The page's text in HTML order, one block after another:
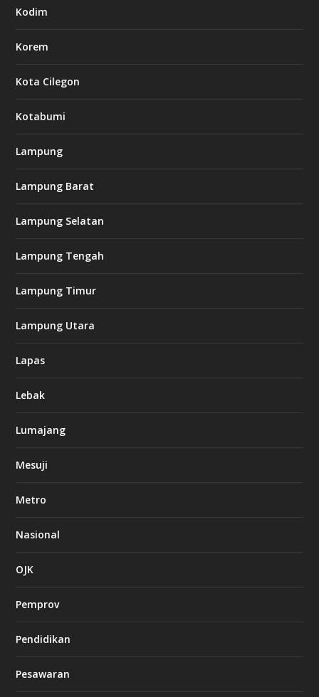
Kodim
Korem
Kota Cilegon
Kotabumi
Lampung
Lampung Barat
Lampung Selatan
Lampung Tengah
Lampung Timur
Lampung Utara
Lapas
Lebak
Lumajang
Mesuji
Metro
Nasional
OJK
Pemprov
Pendidikan
Pesawaran